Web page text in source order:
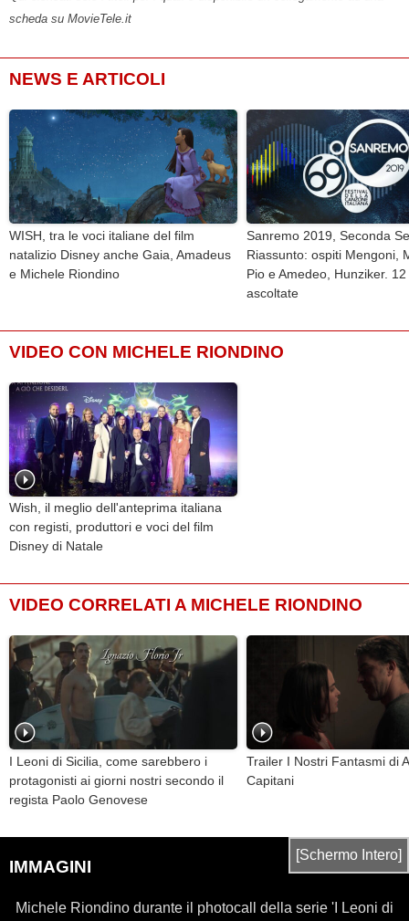
scheda su MovieTele.it
NEWS E ARTICOLI
WISH, tra le voci italiane del film
natalizio Disney anche Gaia, Amadeus
e Michele Riondino
Sanremo 2019, Seconda
Riassunto: ospiti Mengoni,
Pio e Amedeo, Hunziker.
ascoltate
VIDEO CON MICHELE RIONDINO
Wish, il meglio dell'anteprima italiana
con registi, produttori e voci del film
Disney di Natale
VIDEO CORRELATI A MICHELE RIONDINO
I Leoni di Sicilia, come sarebbero i
protagonisti ai giorni nostri secondo il
regista Paolo Genovese
Trailer I Nostri Fantasmi di
Capitani
IMMAGINI
[Schermo Intero]
Michele Riondino durante il photocall della serie 'I Leoni di